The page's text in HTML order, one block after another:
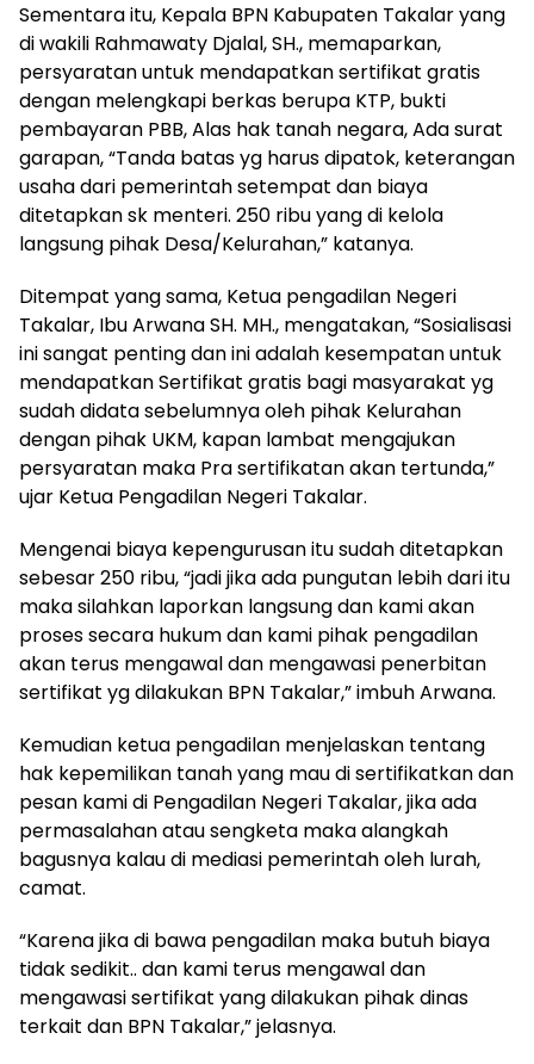
Sementara itu, Kepala BPN Kabupaten Takalar yang
di wakili Rahmawaty Djalal, SH., memaparkan,
persyaratan untuk mendapatkan sertifikat gratis
dengan melengkapi berkas berupa KTP, bukti
pembayaran PBB, Alas hak tanah negara, Ada surat
garapan, “Tanda batas yg harus dipatok, keterangan
usaha dari pemerintah setempat dan biaya
ditetapkan sk menteri. 250 ribu yang di kelola
langsung pihak Desa/Kelurahan,” katanya.
Ditempat yang sama, Ketua pengadilan Negeri
Takalar, Ibu Arwana SH. MH., mengatakan, “Sosialisasi
ini sangat penting dan ini adalah kesempatan untuk
mendapatkan Sertifikat gratis bagi masyarakat yg
sudah didata sebelumnya oleh pihak Kelurahan
dengan pihak UKM, kapan lambat mengajukan
persyaratan maka Pra sertifikatan akan tertunda,”
ujar Ketua Pengadilan Negeri Takalar.
Mengenai biaya kepengurusan itu sudah ditetapkan
sebesar 250 ribu, “jadi jika ada pungutan lebih dari itu
maka silahkan laporkan langsung dan kami akan
proses secara hukum dan kami pihak pengadilan
akan terus mengawal dan mengawasi penerbitan
sertifikat yg dilakukan BPN Takalar,” imbuh Arwana.
Kemudian ketua pengadilan menjelaskan tentang
hak kepemilikan tanah yang mau di sertifikatkan dan
pesan kami di Pengadilan Negeri Takalar, jika ada
permasalahan atau sengketa maka alangkah
bagusnya kalau di mediasi pemerintah oleh lurah,
camat.
“Karena jika di bawa pengadilan maka butuh biaya
tidak sedikit.. dan kami terus mengawal dan
mengawasi sertifikat yang dilakukan pihak dinas
terkait dan BPN Takalar,” jelasnya.